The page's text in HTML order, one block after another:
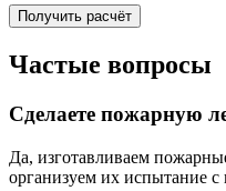
Получить расчёт
Частые вопросы
Сделаете пожарную
Да, изготавливаем
организуем их испытание с